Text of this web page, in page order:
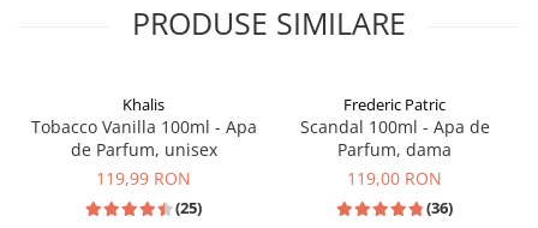
PRODUSE SIMILARE
Khalis
Tobacco Vanilla 100ml - Apa
de Parfum, unisex
119,99 RON
(25)
Frederic Patric
Scandal 100ml - Apa de
Parfum, dama
119,00 RON
(36)